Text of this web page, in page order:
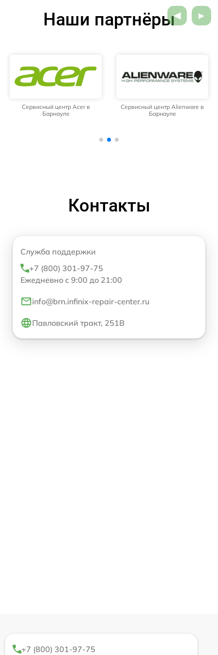
Наши партнёры
Сервисный центр Acer в
Барнауле
Сервисный центр Alienware в
Барнауле
Контакты
Служба поддержки
+7 (800) 301-97-75
Ежедневно с 9:00 до 21:00
info@brn.infinix-repair-center.ru
Павловский тракт, 251В
+7 (800) 301-97-75